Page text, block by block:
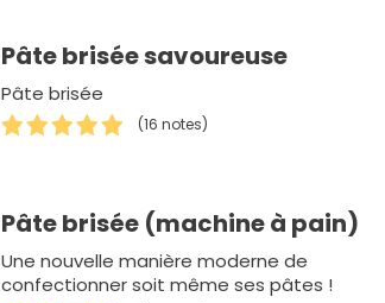
Pâte brisée savoureuse
Pâte brisée
(16 notes)
Pâte brisée (machine à pain)
Une nouvelle manière moderne de
confectionner soit même ses pâtes !